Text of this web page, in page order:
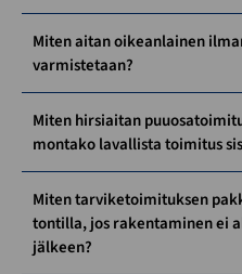
Miten aitan oikeanlainen
varmistetaan?
Miten hirsiaitan
montako lavallista toimitus
Miten tarviketoimituksen
tontilla, jos rakentaminen ei
jälkeen?